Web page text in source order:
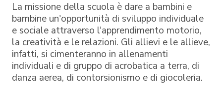
La missione della scuola è dare a bambini e
bambine un'opportunità di sviluppo individuale
e sociale attraverso l'apprendimento motorio,
la creatività e le relazioni. Gli allievi e le allieve,
infatti, si cimenteranno in allenamenti
individuali e di gruppo di acrobatica a terra, di
danza aerea, di contorsionismo e di giocoleria.